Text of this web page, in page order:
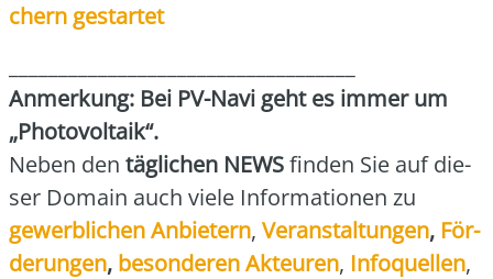
chern gestar­tet
Anmer­kung: Bei PV-Navi geht es immer um
„Pho­to­vol­ta­ik“.
Neben den täg­li­chen NEWSfin­den Sie auf die­
ser Domain auch vie­le Infor­ma­tio­nen zu
gewerb­li­chen Anbie­tern, Ver­an­stal­tun­gen, För­
de­run­gen, beson­de­ren Akteu­ren, Info­quel­len,